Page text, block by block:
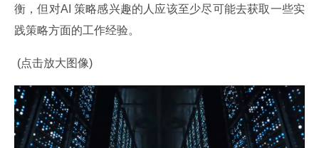
衡，但对AI 策略感兴趣的人应该至少尽可能去获取一些实
践策略方面的工作经验。
(点击放大图像)